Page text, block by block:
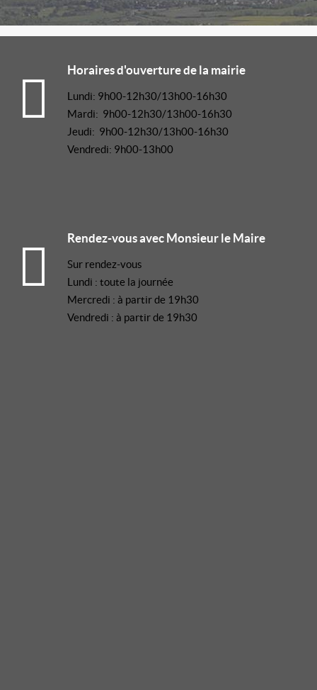
Horaires d'ouverture de la mairie
Lundi: 9h00-12h30/13h00-16h30
Mardi: 9h00-12h30/13h00-16h30
Jeudi: 9h00-12h30/13h00-16h30
Vendredi: 9h00-13h00
Rendez-vous avec Monsieur le Maire
Sur rendez-vous
Lundi : toute la journée
Mercredi : à partir de 19h30
Vendredi : à partir de 19h30